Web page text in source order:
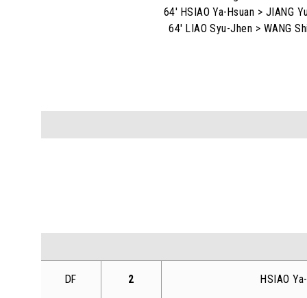
64' HSIAO Ya-Hsuan > JIANG
64' LIAO Syu-Jhen > WANG
DF 2 HSIAO